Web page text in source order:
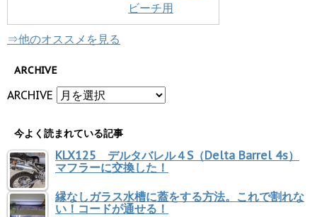
ビーチ用
⇒他のオススメを見る
ARCHIVE
ARCHIVE
今よく読まれている記事
KLX125 デルタバレル４S（Delta Barrel 4s）
マフラーに交換した！
縁なしガラス水槽に蓋をする方法。これで割れな
い！コードが通せる！